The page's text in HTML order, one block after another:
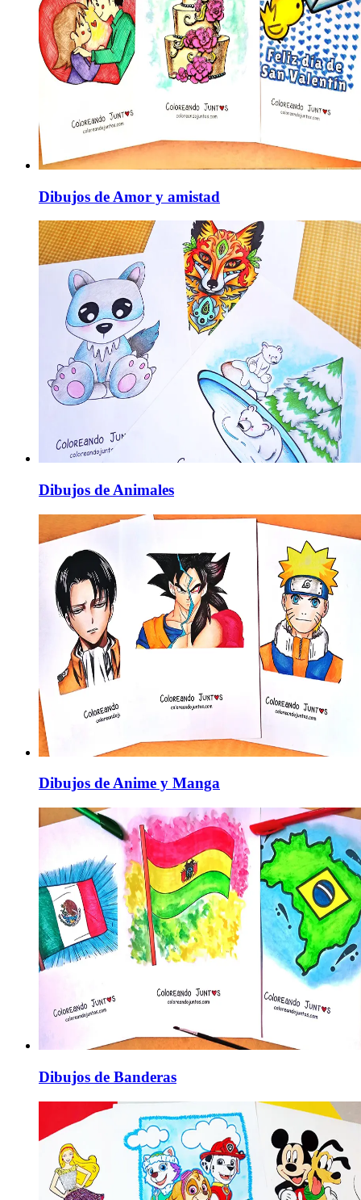
Dibujos de Amor y amistad
Dibujos de Animales
Dibujos de Anime y Manga
Dibujos de Banderas